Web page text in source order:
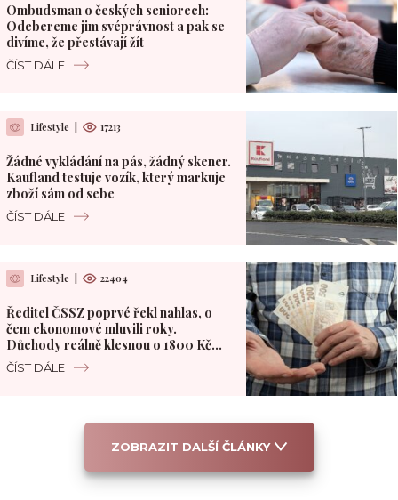
Ombudsman o českých seniorech:
Odebereme jim svéprávnost a pak se
divíme, že přestávají žít
ČÍST DÁLE
Lifestyle 17213
Žádné vykládání na pás, žádný skener.
Kaufland testuje vozík, který markuje
zboží sám od sebe
ČÍST DÁLE
Lifestyle 22404
Ředitel ČSSZ poprvé řekl nahlas, o
čem ekonomové mluvili roky.
Důchody reálně klesnou o 1800 Kč
měsíčně
ČÍST DÁLE
ZOBRAZIT DALŠÍ ČLÁNKY